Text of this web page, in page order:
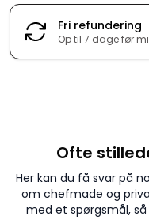
Fri refundering
Op til 7 dage før
Ofte
Her kan du få svar på
om chefmade og
med et spørgsmål,